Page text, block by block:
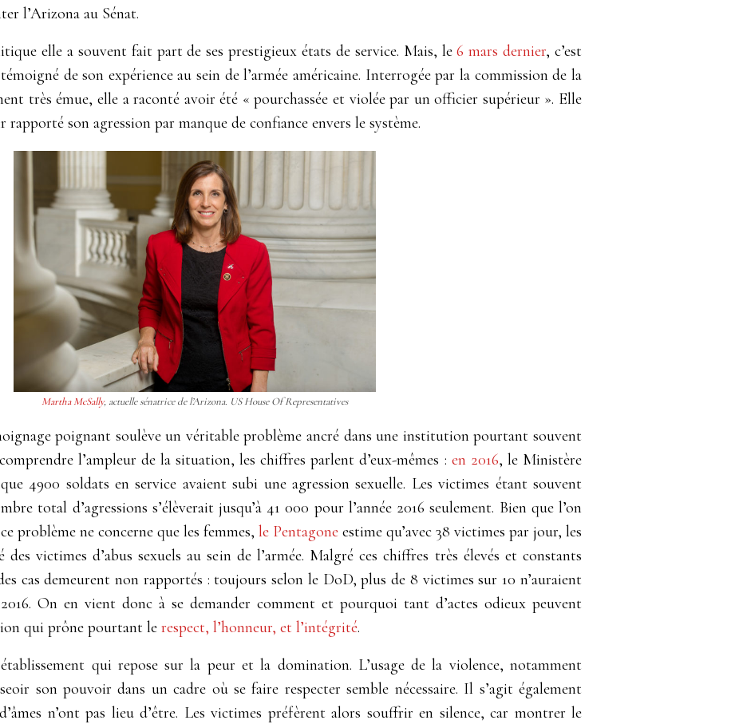
l’Arizona au Sénat.
elle a souvent fait part de ses prestigieux états de service. Mais, le6 mars dernier, c’est
de son expérience au sein de l’armée américaine. Interrogée par la commission de la
très émue, elle a raconté avoir été «pourchassée et violée par un officier supérieur ». Elle
rapporté son agression par manque de confiance envers le système.
Martha McSally, actuelle sénatrice de l’Arizona. US House Of Representatives
poignant soulève un véritable problème ancré dans une institution pourtant souvent
l’ampleur de la situation, les chiffres parlent d’eux-mêmes : en 2016, le Ministère
4900 soldats en service avaient subi une agression sexuelle. Les victimes étant souvent
total d’agressions s’élèverait jusqu’à 41 000 pour l’année 2016 seulement. Bien que l’on
problème ne concerne que les femmes, le Pentagone estime qu’avec 38 victimes par jour, les
victimes d’abus sexuels au sein de l’armée. Malgré ces chiffres très élevés et constants
cas demeurent non rapportés : toujours selon le DoD, plus de 8 victimes sur 10 n’auraient
On en vient donc à se demander comment et pourquoi tant d’actes odieux peuvent
qui prône pourtant le respect, l’honneur, et l’intégrité.
qui repose sur la peur et la domination. L’usage de la violence, notamment
son pouvoir dans un cadre où se faire respecter semble nécessaire. Il s’agit également
n’ont pas lieu d’être. Les victimes préfèrent alors souffrir en silence, car montrer le